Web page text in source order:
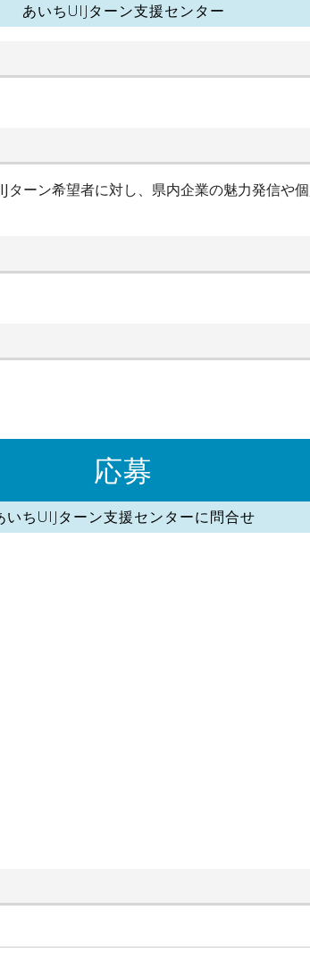
あいちUIJターン支援センター
ーン希望者に対し、県内企業の魅力発信や
応募
いちUIJターン支援センターに問合せ